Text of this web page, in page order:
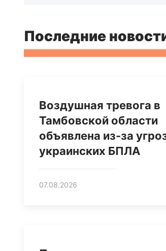
Последние
Воздушная тревога в
Тамбовской области
объявлена из-за
украинских БПЛА
07.08.2026